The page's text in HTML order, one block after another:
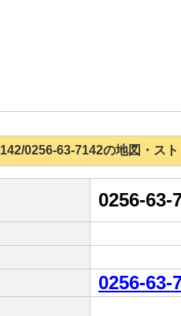
0256-63-7142の地図・ス
0256-63-
0256-63-